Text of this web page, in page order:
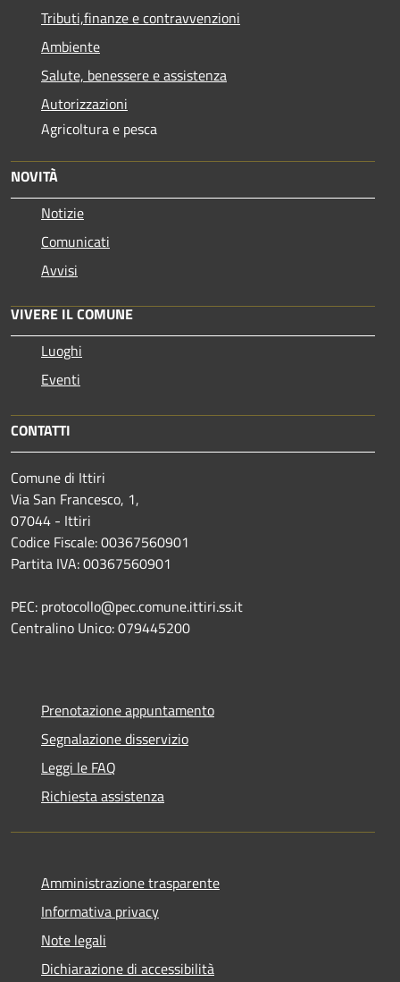
Tributi,finanze e contravvenzioni
Ambiente
Salute, benessere e assistenza
Autorizzazioni
Agricoltura e pesca
NOVITÀ
Notizie
Comunicati
Avvisi
VIVERE IL COMUNE
Luoghi
Eventi
CONTATTI
Comune di Ittiri
Via San Francesco, 1,
07044 - Ittiri
Codice Fiscale: 00367560901
Partita IVA: 00367560901
PEC: protocollo@pec.comune.ittiri.ss.it
Centralino Unico: 079445200
Prenotazione appuntamento
Segnalazione disservizio
Leggi le FAQ
Richiesta assistenza
Amministrazione trasparente
Informativa privacy
Note legali
Dichiarazione di accessibilità